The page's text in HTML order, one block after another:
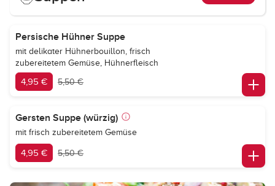
Persische Hühner Suppe
mit delikater Hühnerbouillon, frisch
zubereitetem Gemüse, Hühnerfleisch
4,95 € 5,50 €
Gersten Suppe (würzig)
mit frisch zubereitetem Gemüse
4,95 € 5,50 €